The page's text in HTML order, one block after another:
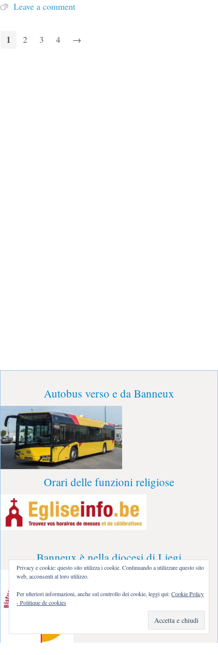
Leave a comment
1 2 3 4 →
Autobus verso e da Banneux
Orari delle funzioni religiose
Banneux è nella diocesi di Liegi
Privacy e cookie: questo sito utilizza i cookie. Continuando a utilizzare questo sito
web, acconsenti al loro utilizzo.
Per ulteriori informazioni, anche sul controllo dei cookie, leggi qui:Cookie Policy
- Politique de cookies